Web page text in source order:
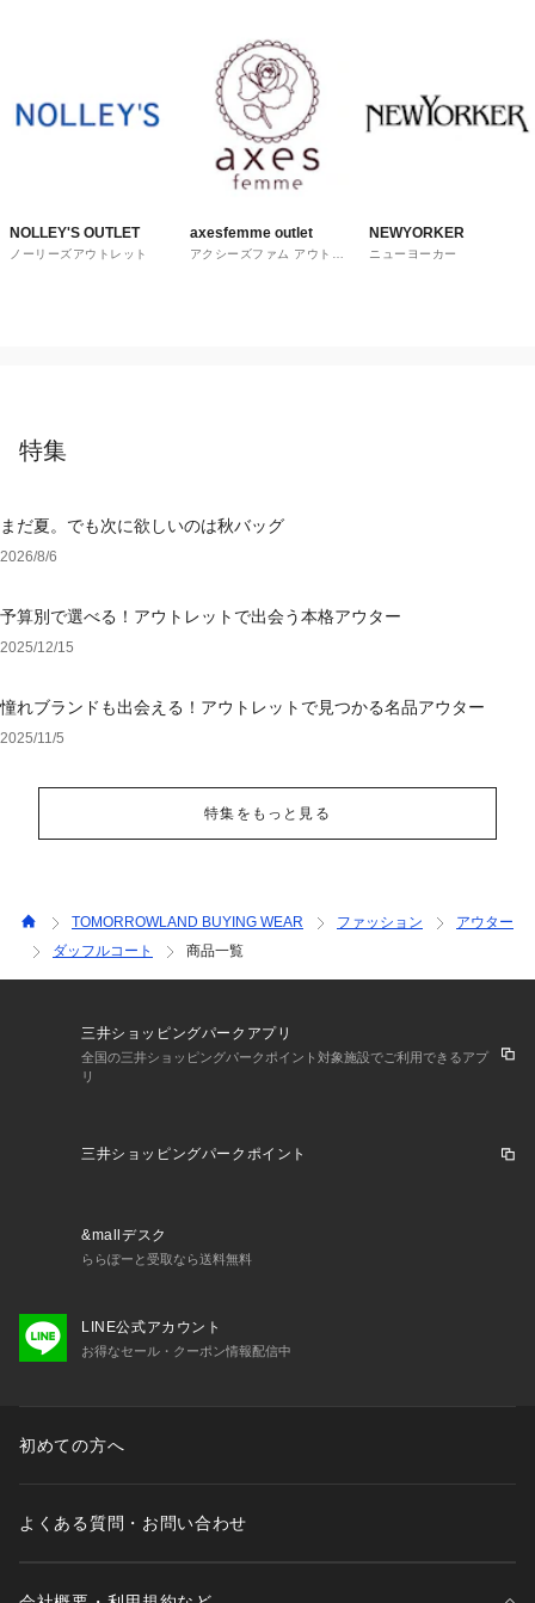
NOLLEY'S OUTLET
ノーリーズアウトレット
axesfemme outlet
アクシーズファム アウトレ
NEWYORKER
ニューヨーカー
特集
まだ夏。でも次に欲しいのは秋バッグ
2026/8/6
予算別で選べる！アウトレットで出会う本格アウター
2025/12/15
憧れブランドも出会える！アウトレットで見つかる名品アウター
2025/11/5
特集をもっと見る
TOMORROWLAND BUYING WEAR ファッション
アウター
ダッフルコート
商品一覧
三井ショッピングパークアプリ
全国の三井ショッピングパークポイント対象施設でご利用できるアプ
リ
三井ショッピングパークポイント
&mallデスク
ららぽーと受取なら送料無料
LINE公式アカウント
お得なセール・クーポン情報配信中
初めての方へ
よくある質問・お問い合わせ